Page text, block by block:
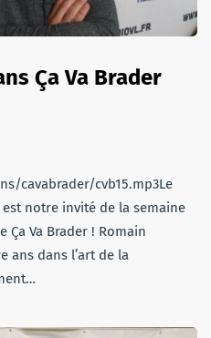
Ça Va Brader
cavabrader/cvb15.mp3Le
notre invité de la semaine
Va Brader ! Romain
ans dans l’art de la